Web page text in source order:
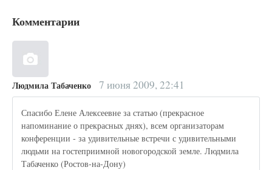
Комментарии
Людмила Табаченко 7 июня 2009, 22:41
Спасибо Елене Алексеевне за статью (прекрасное
напоминание о прекрасных днях), всем организаторам
конференции - за удивительные встречи с удивительными
людьми на гостеприимной новогородской земле. Людмила
Табаченко (Ростов-на-Дону)